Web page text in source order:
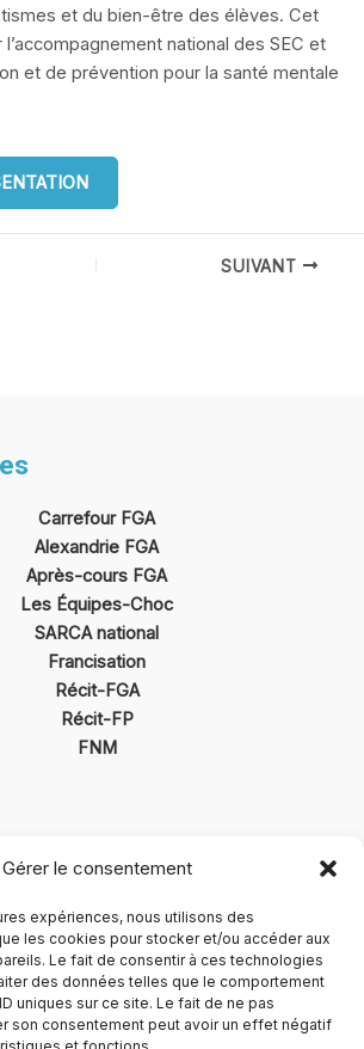
Gérer le consentement
expériences, nous utilisons des
les cookies pour stocker et/ou accéder aux
Le fait de consentir à ces technologies
des données telles que le comportement
uniques sur ce site. Le fait de ne pas
son consentement peut avoir un effet négatif
et du bien-être des élèves. Cet
national des SEC et
et de prévention pour la santé mentale
SUIVANT
Carrefour FGA
Alexandrie FGA
Après-cours FGA
Les Équipes-Choc
SARCA national
Francisation
Récit-FGA
Récit-FP
FNM